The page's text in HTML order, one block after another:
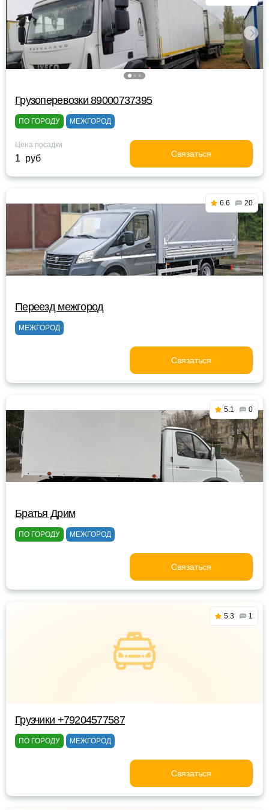
Грузоперевозки 89000737395
ПО ГОРОДУ МЕЖГОРОД
Цена посадки
1 руб Связаться
6.6 20
Переезд межгород
МЕЖГОРОД
Связаться
5.1 0
Братья Дрим
ПО ГОРОДУ МЕЖГОРОД
Связаться
5.3 1
Грузчики +79204577587
ПО ГОРОДУ МЕЖГОРОД
Связаться